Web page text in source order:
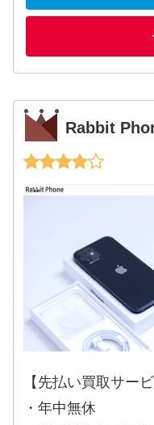
Rabbit
【先払い買取サービ
・年中無休